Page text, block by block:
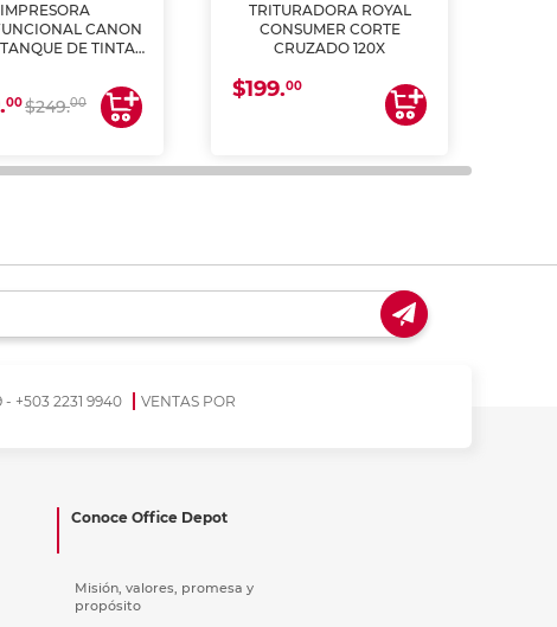
IMPRESORA
CANON
DE TINTA
00$249.00
TRITURADORA ROYAL
CONSUMER CORTE
CRUZADO 120X
$199.00
- +503 2231 9940
VENTAS POR
Conoce Office Depot
Misión, valores, promesa y
propósito